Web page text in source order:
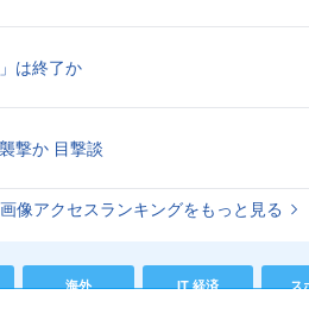
は終了か
撃か 目撃談
画像アクセスランキングをもっと見る
海外 IT 経済 ス